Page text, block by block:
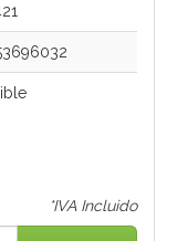
*IVA Incluido